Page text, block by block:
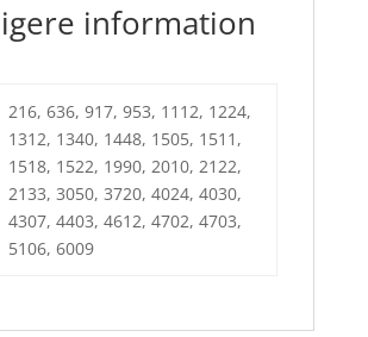
information
216, 636, 917, 953, 1112, 1224,
1312, 1340, 1448, 1505, 1511,
1518, 1522, 1990, 2010, 2122,
2133, 3050, 3720, 4024, 4030,
4307, 4403, 4612, 4702, 4703,
5106, 6009